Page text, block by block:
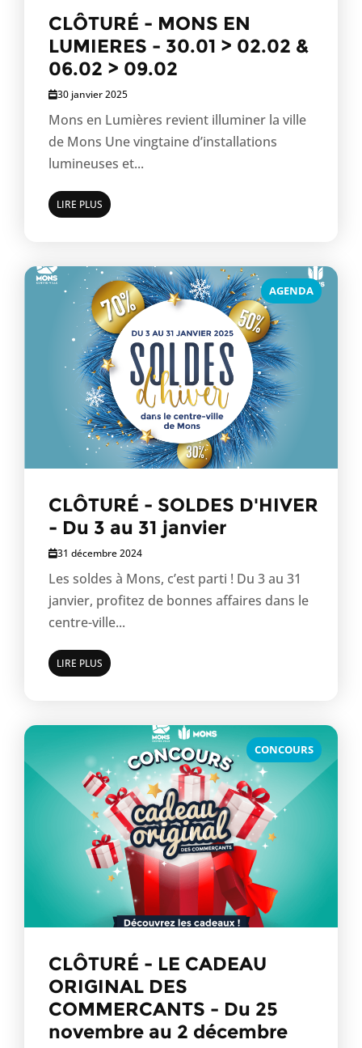
CLÔTURÉ - MONS EN
LUMIERES - 30.01 > 02.02 &
06.02 > 09.02
30 janvier 2025
Mons en Lumières revient illuminer la ville
de Mons Une vingtaine d’installations
lumineuses et...
LIRE PLUS
AGENDA
CLÔTURÉ - SOLDES D'HIVER
- Du 3 au 31 janvier
31 décembre 2024
Les soldes à Mons, c’est parti ! Du 3 au 31
janvier, profitez de bonnes affaires dans le
centre-ville...
LIRE PLUS
CONCOURS
CLÔTURÉ - LE CADEAU
ORIGINAL DES
COMMERCANTS - Du 25
novembre au 2 décembre